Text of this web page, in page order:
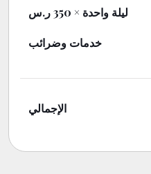
ليلة واحدة × 350 ر.س
خدمات وضرائب
الإجمالي